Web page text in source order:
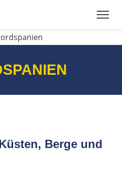
Berge und